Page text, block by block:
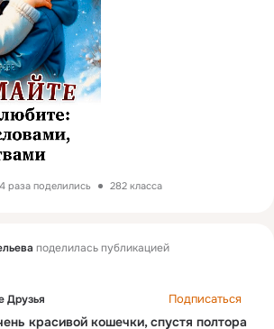
раза поделились 282 класса
поделилась публикацией
Друзья Подписаться
красивой кошечки, спустя полтора